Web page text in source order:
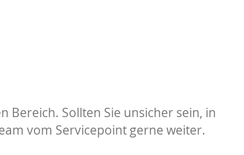
Bereich. Sollten Sie unsicher sein, in
vom Servicepoint gerne weiter.